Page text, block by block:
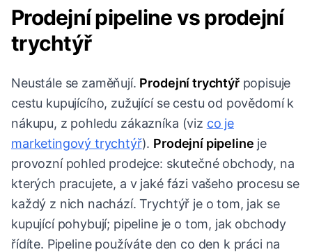
Prodejní pipeline vs prodejní
trychtýř
Neustále se zaměňují. Prodejní trychtýřpopisuje
cestu kupujícího, zužující se cestu od povědomí k
nákupu, z pohledu zákazníka (viz co je
marketingový trychtýř). Prodejní pipeline je
provozní pohled prodejce: skutečné obchody, na
kterých pracujete, a v jaké fázi vašeho procesu se
každý z nich nachází. Trychtýř je o tom, jak se
kupující pohybují; pipeline je o tom, jak obchody
řídíte. Pipeline používáte den co den k práci na